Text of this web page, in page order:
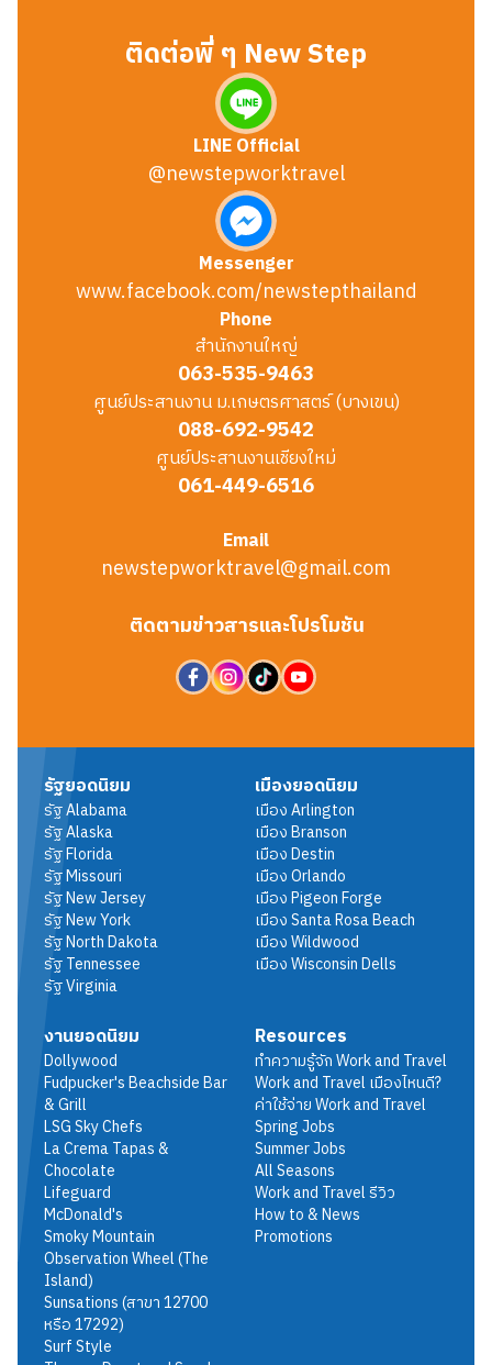
ติดต่อพี่ ๆ New Step
Messenger
www.facebook.com/newstepthailand
LINE Official
@newstepworktravel
Phone
สำนักงานใหญ่
063-535-9463
ศูนย์ประสานงาน ม.เกษตรศาสตร์ (บางเขน)
088-692-9542
ศูนย์ประสานงานเชียงใหม่
061-449-6516
Email
newstepworktravel@gmail.com
ติดตามข่าวสารและโปรโมชัน
รัฐยอดนิยม
รัฐAlabama
รัฐAlaska
รัฐFlorida
รัฐMissouri
รัฐNew Jersey
รัฐNew York
รัฐNorth Dakota
รัฐTennessee
รัฐVirginia
เมืองยอดนิยม
เมืองArlington
เมืองBranson
เมืองDestin
เมืองOrlando
เมืองPigeon Forge
เมืองSanta Rosa Beach
เมืองWildwood
เมืองWisconsin Dells
งานยอดนิยม
Dollywood
Fudpucker's Beachside Bar
& Grill
LSG Sky Chefs
La Crema Tapas &
Chocolate
Lifeguard
McDonald's
Smoky Mountain
Observation Wheel (The
Island)
Sunsations (สาขา 12700
หรือ 17292)
Surf Style
Resources
ทำความรู้จัก Work and Travel
Work and Travel เมืองไหนดี?
ค่าใช้จ่าย Work and Travel
Spring Jobs
Summer Jobs
All Seasons
Work and Travel รีวิว
How to & News
Promotions